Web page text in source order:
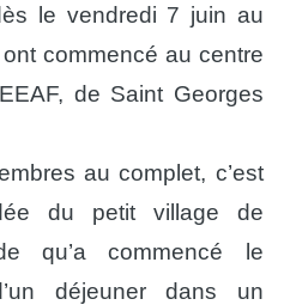
le vendredi 7 juin au
commencé au centre
, de Saint Georges
au complet, c’est
du petit village de
qu’a commencé le
déjeuner dans un